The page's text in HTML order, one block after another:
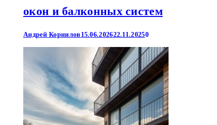
окон и балконных систем
Андрей Корнилов 15.06.202622.11.20250